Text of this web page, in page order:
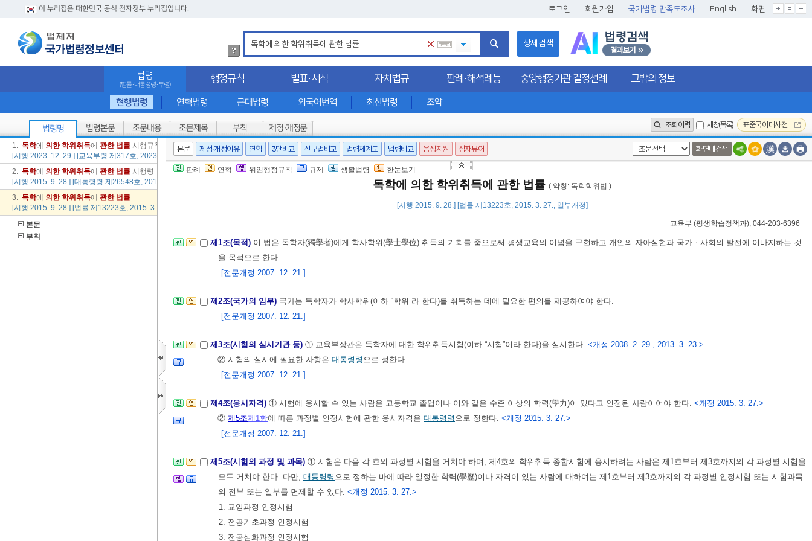
이 누리집은 대한민국 공식 전자정부 누리집입니다. 로그인 회원가입 국가법령 만족도조사 English 화면
글씨크기확대
글씨크기확대초기화
글씨크기축소
법
령
검
색
세
내
용
확
인
상세검색
법령
(법률·대통령령·부령)
현행법령 연혁법령 근대법령 외국어번역 최신법령 조약
행정규칙 별표·서식 자치법규 판례·해석례등 중앙행정기관 결정선례 그밖의 정보
법령명 법령본문 조문내용 조문제목 부칙 제정·개정문 조회이력 새창(목록) 표준국어대사전
1. 독학에 의한 학위 취득에 관한 법률 시행규칙
[시행 2023. 12. 29.] [교육부령 제317호, 2023. 12. 29., 일부개정]
2. 독학에 의한 학위 취득에 관한 법률 시행령
[시행 2015. 9. 28.] [대통령령 제26548호, 2015. 9. 25., 일부개정]
3. 독학에 의한 학위 취득에 관한 법률
[시행 2015. 9. 28.] [법률 제13223호, 2015. 3. 27., 일부개정]
본문
부칙
본문 제정·개정이유 연혁 3단비교 신구법비교 법령체계도 법령비교 음성지원 점자뷰어 화면내검색
판례 연혁 위임행정규칙 규제 생활법령 한눈보기
독학에 의한 학위취득에 관한 법률 ( 약칭: 독학학위법 )
[시행 2015. 9. 28.] [법률 제13223호, 2015. 3. 27., 일부개정]
교육부 (평생학습정책과), 044-203-6396
제1조(목적) 이 법은 독학자(獨學者)에게 학사학위(學士學位) 취득의 기회를 줌으로써 평생교육의 이념을 구현하고 개인의 자아실현과 국가ㆍ사회의 발전에 이바지하는 것
을 목적으로 한다.
[전문개정 2007. 12. 21.]
제2조(국가의 임무) 국가는 독학자가 학사학위(이하 “학위”라 한다)를 취득하는 데에 필요한 편의를 제공하여야 한다.
[전문개정 2007. 12. 21.]
제3조(시험의 실시기관 등) ① 교육부장관은 독학자에 대한 학위취득시험(이하 “시험”이라 한다)을 실시한다. <개정 2008. 2. 29., 2013. 3. 23.>
② 시험의 실시에 필요한 사항은 대통령령 으로 정한다.
[전문개정 2007. 12. 21.]
제4조(응시자격) ① 시험에 응시할 수 있는 사람은 고등학교 졸업이나 이와 같은 수준 이상의 학력(學力)이 있다고 인정된 사람이어야 한다. <개정 2015. 3. 27.>
② 제5조제1항에 따른 과정별 인정시험에 관한 응시자격은 대통령령 으로 정한다. <개정 2015. 3. 27.>
[전문개정 2007. 12. 21.]
제5조(시험의 과정 및 과목) ① 시험은 다음 각 호의 과정별 시험을 거쳐야 하며, 제4호의 학위취득 종합시험에 응시하려는 사람은 제1호부터 제3호까지의 각 과정별 시험을
모두 거쳐야 한다. 다만, 대통령령 으로 정하는 바에 따라 일정한 학력(學歷)이나 자격이 있는 사람에 대하여는 제1호부터 제3호까지의 각 과정별 인정시험 또는 시험과목
의 전부 또는 일부를 면제할 수 있다. <개정 2015. 3. 27.>
1. 교양과정 인정시험
2. 전공기초과정 인정시험
3. 전공심화과정 인정시험